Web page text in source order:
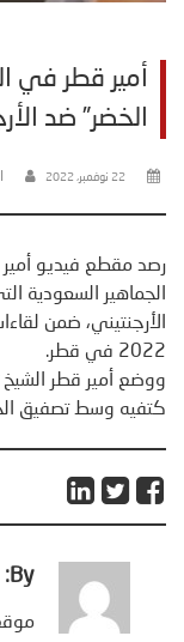
أمير قطر في
الخضر” ضد
22 نوفمبر، 2022
رصد مقطع فيديو
الجماهير السعودية
الأرجنتيني، ضمن
2022 في قطر.
ووضع أمير قطر
كتفيه وسط تصفيق
By: